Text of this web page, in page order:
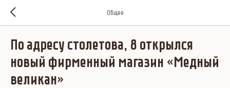
Общее
По адресу столетова, 8 открылся
новый фирменный магазин «Медный
великан»